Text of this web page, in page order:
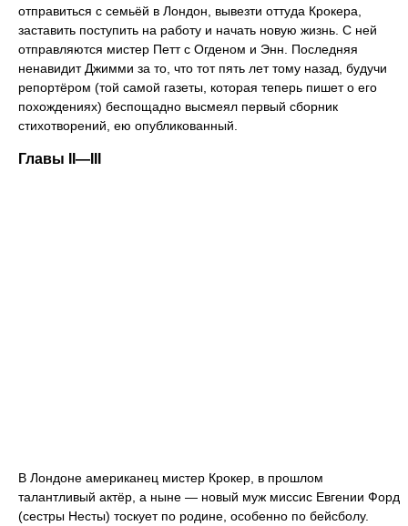
отправиться с семьёй в Лондон, вывезти оттуда Крокера,
заставить поступить на работу и начать новую жизнь. С ней
отправляются мистер Петт с Огденом и Энн. Последняя
ненавидит Джимми за то, что тот пять лет тому назад, будучи
репортёром (той самой газеты, которая теперь пишет о его
похождениях) беспощадно высмеял первый сборник
стихотворений, ею опубликованный.
Главы II—III
В Лондоне американец мистер Крокер, в прошлом
талантливый актёр, а ныне — новый муж миссис Евгении Форд
(сестры Несты) тоскует по родине, особенно по бейсболу.